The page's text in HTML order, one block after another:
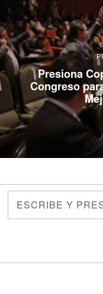
Presiona
Congreso